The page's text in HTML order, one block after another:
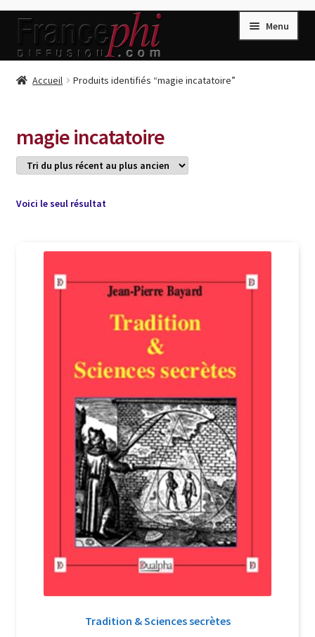
Aller
la
Aller
contenu
Menu
Accueil
Compte
Conditions de Vente
Connection
Listes d’Envies
Livres de Peter Randa
Newsletter
Nous Contacter
Politique de confidentialité et cookies
Qui sommes-nous ?
Soutien à Philippe Randa
Suivi de la Commande
Accueil Produits identifiés “magie incatatoire”
magie incatatoire
Voici le seul résultat
Tradition & Sciences secrètes